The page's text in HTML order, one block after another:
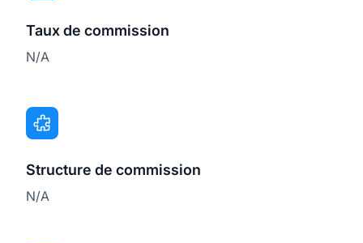
Taux de commission
N/A
Structure de commission
N/A